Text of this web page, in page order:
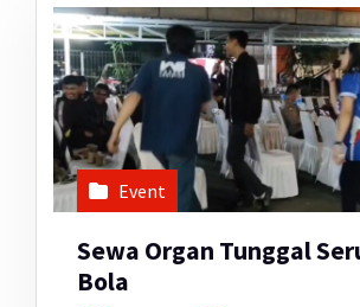
Event
Sewa Organ Tunggal
Bola